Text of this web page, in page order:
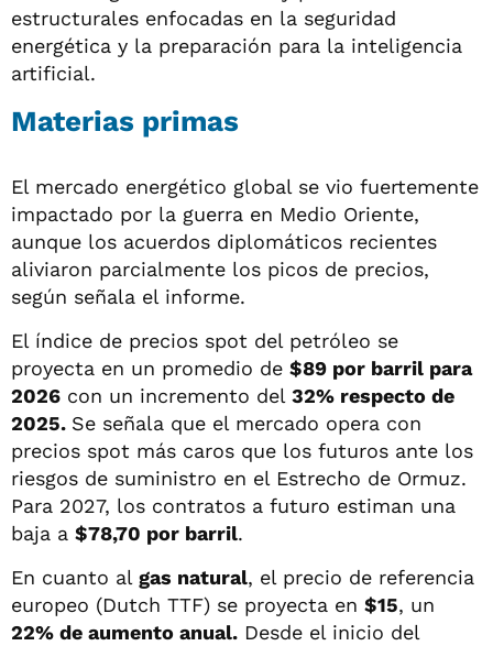
estructurales enfocadas en la seguridad
energética y la preparación para la inteligencia
artificial.
Materias primas
El mercado energético global se vio fuertemente
impactado por la guerra en Medio Oriente,
aunque los acuerdos diplomáticos recientes
aliviaron parcialmente los picos de precios,
según señala el informe.
El índice de precios spot del petróleo se
proyecta en un promedio de $89 por barril para
2026 con un incremento del 32% respecto de
2025. Se señala que el mercado opera con
precios spot más caros que los futuros ante los
riesgos de suministro en el Estrecho de Ormuz.
Para 2027, los contratos a futuro estiman una
baja a $78,70 por barril.
En cuanto al gas natural, el precio de referencia
europeo (Dutch TTF) se proyecta en $15, un
22% de aumento anual. Desde el inicio del